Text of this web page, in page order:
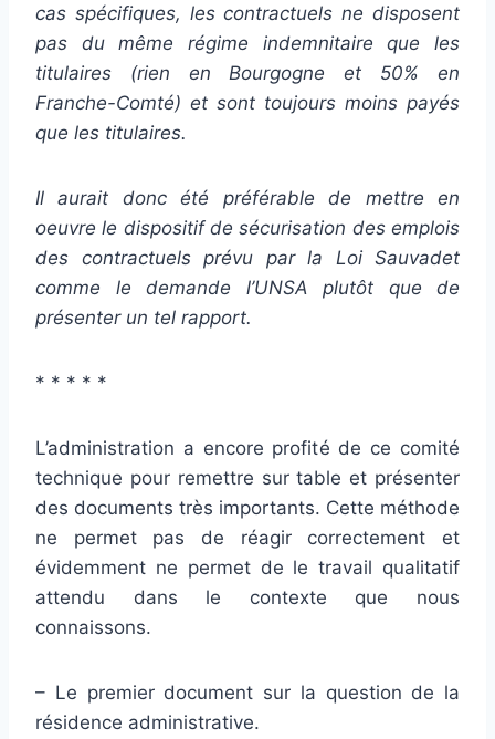
cas spécifiques, les contractuels ne disposent
pas du même régime indemnitaire que les
titulaires (rien en Bourgogne et 50% en
Franche-Comté) et sont toujours moins payés
que les titulaires.
Il aurait donc été préférable de mettre en
oeuvre le dispositif de sécurisation des emplois
des contractuels prévu par la Loi Sauvadet
comme le demande l’UNSA plutôt que de
présenter un tel rapport.
* * * * *
L’administration a encore profité de ce comité
technique pour remettre sur table et présenter
des documents très importants. Cette méthode
ne permet pas de réagir correctement et
évidemment ne permet de le travail qualitatif
attendu dans le contexte que nous
connaissons.
– Le premier document sur la question de la
résidence administrative.